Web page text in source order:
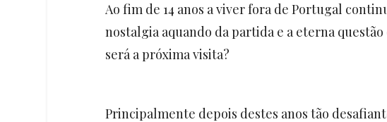
Ao fim de 14 anos a viver fora de Portugal
nostalgia aquando da partida e a eterna
será a próxima visita?
Principalmente depois destes anos tão